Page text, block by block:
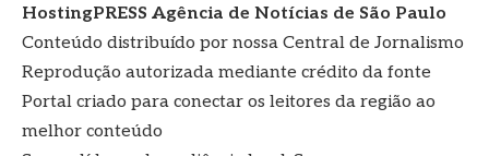
HostingPRESS Agência de Notícias de São Paulo
Conteúdo distribuído por nossa Central de Jornalismo
Reprodução autorizada mediante crédito da fonte
Portal criado para conectar os leitores da região ao
melhor conteúdo